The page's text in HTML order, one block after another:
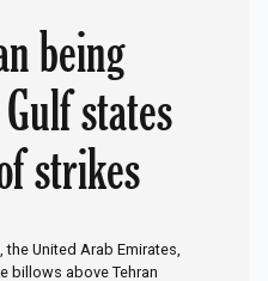
being
Gulf states
strikes
United Arab Emirates,
billows above Tehran